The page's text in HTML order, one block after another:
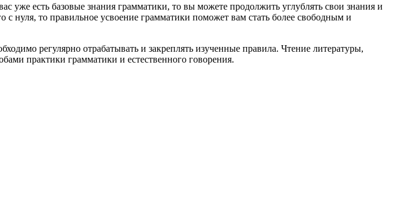
уже есть базовые знания грамматики, то вы можете продолжить углублять свои знания и
нуля, то правильное усвоение грамматики поможет вам стать более свободным и
регулярно отрабатывать и закреплять изученные правила. Чтение литературы,
практики грамматики и естественного говорения.